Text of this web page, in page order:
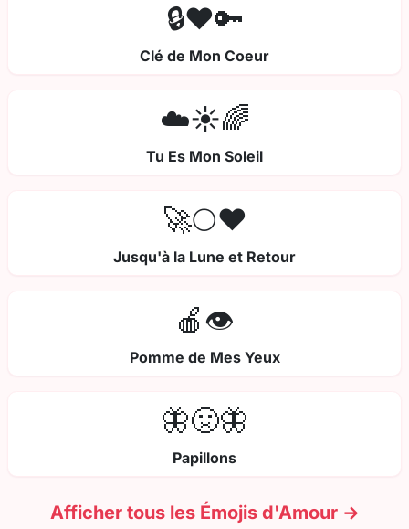
🔒❤️🔑
Clé de Mon Coeur
☁️☀️🌈
Tu Es Mon Soleil
🚀🌕❤️
Jusqu'à la Lune et Retour
🍎👁️
Pomme de Mes Yeux
🦋🤢🦋
Papillons
Afficher tous les Émojis d'Amour →